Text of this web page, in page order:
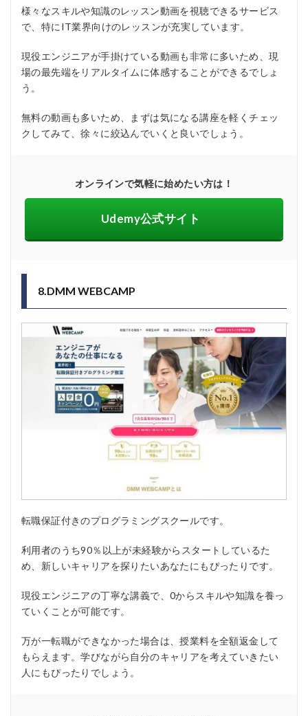
様々なスキルや知識のレッスン動画を視聴できるサービス
で、特にIT業界向けのレッスンが充実しています。
現役エンジニアが手掛けている動画も非常に多いため、現
場の最先端をリアルタイムに体感することができるでしょ
う。
無料の動画も多いため、まずは気になる講座を軽くチェッ
クしてみて、徐々に絞込んでいくと良いでしょう。
オンラインで気軽に始めたい方は！
Udemy公式サイト
8.DMM WEBCAMP
転職保証付きのプログラミングスクールです。
利用者のうち90％以上が未経験からスタートしているた
め、新しいキャリアを探りたいあなたにもぴったりです。
現役エンジニアの丁寧な講義で、0からスキルや知識を養っ
ていくことが可能です。
万が一転職ができなかった場合は、授業料を全額返金して
もらえます。学びながら自分のキャリアを考えていきたい
人にもぴったりでしょう。